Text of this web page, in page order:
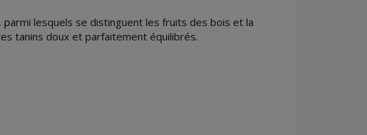
lesquels se distinguent les fruits des bois et la
tanins doux et parfaitement équilibrés.